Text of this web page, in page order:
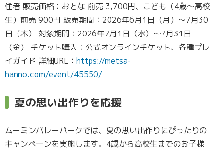
住者 販売価格：おとな 前売 3,700円、こども（4歳～高校
生）前売 900円 販売期間：2026年6月1日（月）～7月30
日（木） 対象期間：2026年7月1日（水）～7月31日
（金） チケット購入：公式オンラインチケット、各種プレ
イガイド 詳細URL： https://metsa-
hanno.com/event/45550/
夏の思い出作りを応援
ムーミンバレーパークでは、夏の思い出作りにぴったりの
キャンペーンを実施します。4歳から高校生までのお子様